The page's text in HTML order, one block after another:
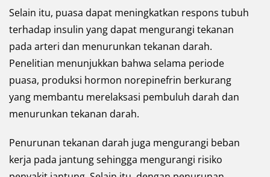
Selain itu, puasa dapat meningkatkan respons tubuh
terhadap insulin yang dapat mengurangi tekanan
pada arteri dan menurunkan tekanan darah.
Penelitian menunjukkan bahwa selama periode
puasa, produksi hormon norepinefrin berkurang
yang membantu merelaksasi pembuluh darah dan
menurunkan tekanan darah.
Penurunan tekanan darah juga mengurangi beban
kerja pada jantung sehingga mengurangi risiko